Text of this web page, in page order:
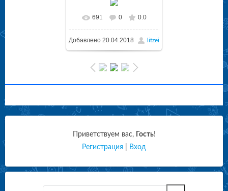
691 0 0.0
Добавлено 20.04.2018 litzei
Приветствуем вас, Гость!
Регистрация
Вход